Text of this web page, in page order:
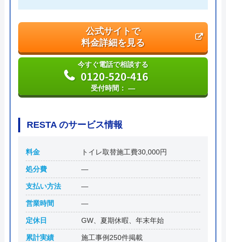
公式サイトで
料金詳細を見る
今すぐ電話で相談する
0120-520-416
受付時間： ―
RESTA のサービス情報
料金 トイレ取替施工費30,000円
処分費 ―
支払い方法 ―
営業時間 ―
定休日 GW、夏期休暇、年末年始
累計実績 施工事例250件掲載